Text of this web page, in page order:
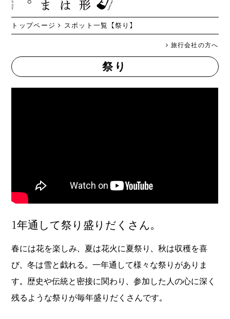
トップページ スポット一覧 【祭り】
旅行会社の方へ
祭り
1年通して祭り盛りだくさん。
春には花を楽しみ、夏は花火に夏祭り、秋は収穫を喜
び、冬は雪と戯れる。一年通して様々な祭りがありま
す。歴史や伝統と密接に関わり、参加した人の心に深く
残るような祭りが毎年盛りだくさんです。